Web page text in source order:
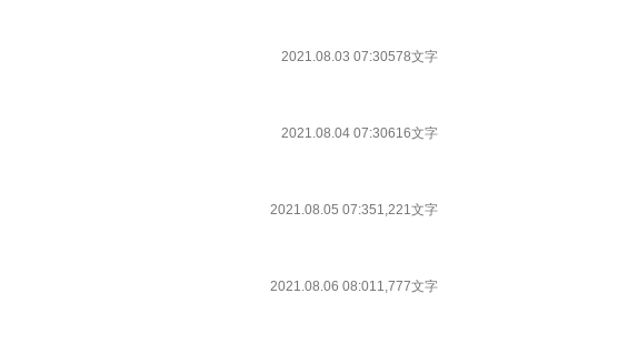
2021.08.03 07:30578文字
2021.08.04 07:30616文字
2021.08.05 07:351,221文字
2021.08.06 08:011,777文字